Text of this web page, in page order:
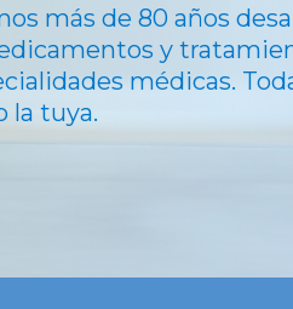
más de 80 años
y
médicas.
la tuya.